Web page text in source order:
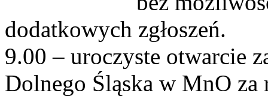
dodatkowych zgłoszeń.
9.00 – uroczyste otwarcie
Dolnego Śląska w MnO